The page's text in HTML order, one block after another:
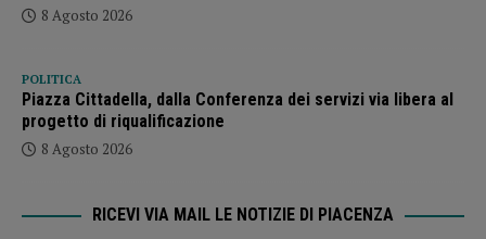
8 Agosto 2026
POLITICA
Piazza Cittadella, dalla Conferenza dei servizi via libera al
progetto di riqualificazione
8 Agosto 2026
RICEVI VIA MAIL LE NOTIZIE DI PIACENZA